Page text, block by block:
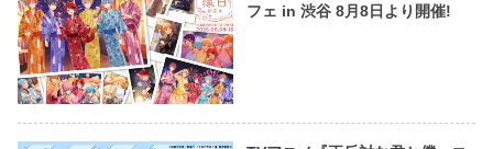
フェ in 渋谷 8月8日より開催!